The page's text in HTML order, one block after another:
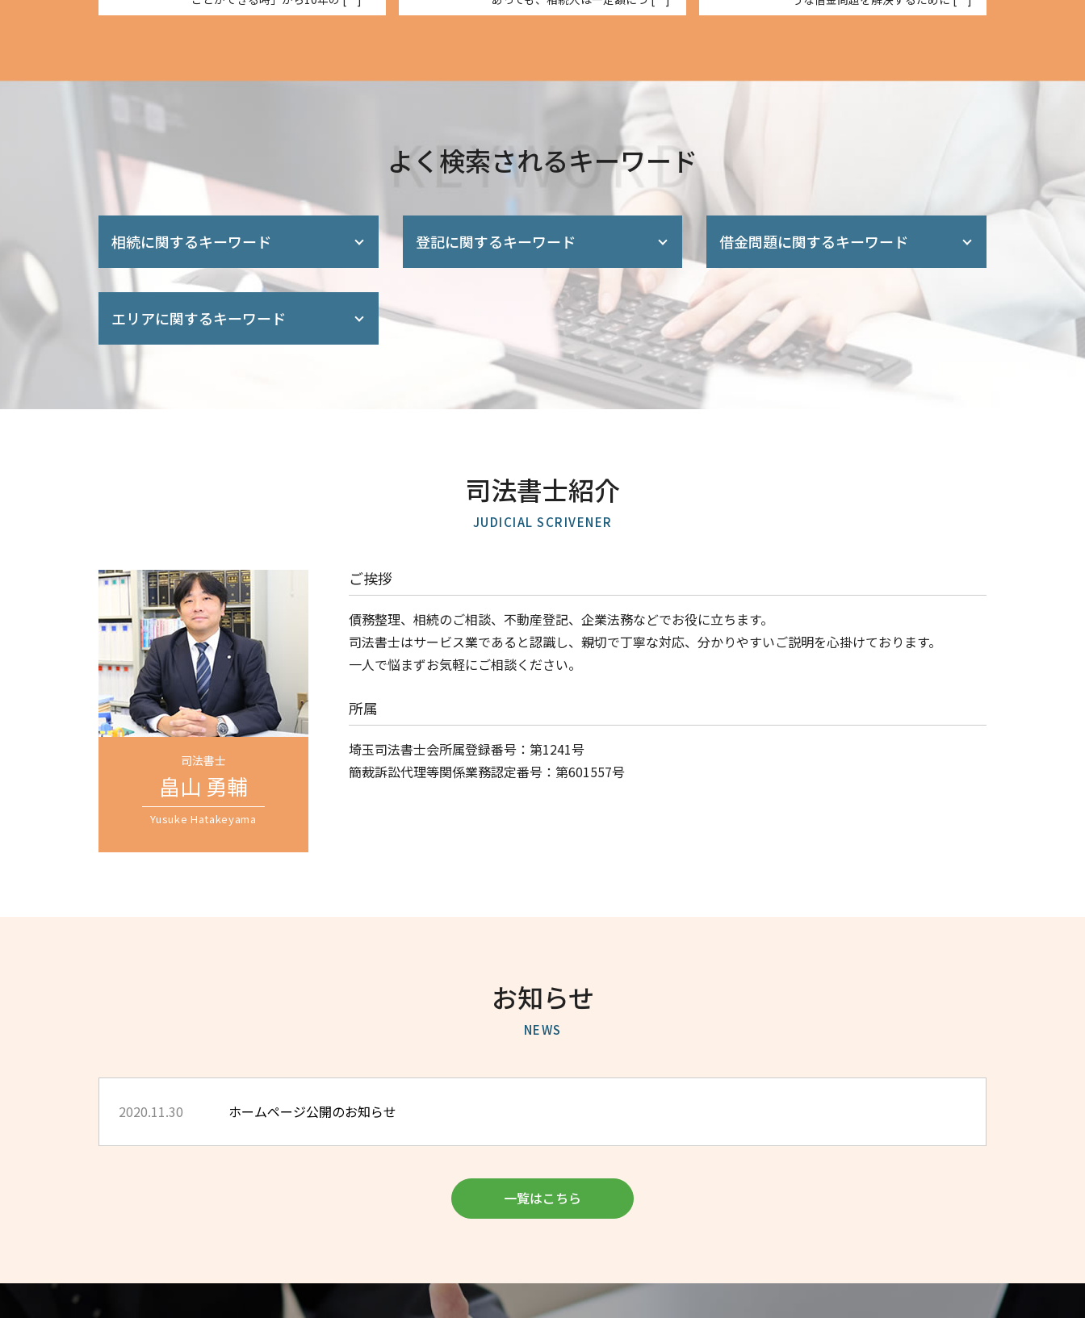
よく検索されるキーワード
相続に関するキーワード
遺言 公正証書 必要書類
相続 順位
遺産 相続 話し合い
相続 被相続人
遺産分割協議 不動産
親の借金 放棄
相続登記 費用
不動産 遺産分割
遺産 相続 生前
登記に関するキーワード
新築 司法書士
商業 登記簿 謄本 オンライン
抵当権 抹消
住所変更 登記 義務化
会社 設立 必要 書類
建物 保存登記
建物表題登記
法務局 商業登記
商業登記 とは
不動産登記 法務局
土地 分割 登記
借金問題に関するキーワード
特定調停 民事再生 違い
借金 消滅時効
特定調停 裁判所
債務整理 ブラックリスト 期間
自己破産 保険
官報 自己破産
個人再生 認可決定
エリアに関するキーワード
遺留分 川口市 司法書士 相談
任意整理 全国対応 司法書士 相談
商業登記 埼玉県 司法書士 相談
遺言書作成 越谷市 司法書士 相談
遺留分 さいたま市 司法書士 相談
任意整理 埼玉県 司法書士 相談
会社設立 越谷市 司法書士 相談
個人再生 全国対応 司法書士 相談
司法書士紹介
JUDICIAL SCRIVENER
司法書士
畠山 勇輔
Yusuke Hatakeyama
ご挨拶
債務整理、相続のご相談、不動産登記、企業法務などでお役に立ちます。
司法書士はサービス業であると認識し、親切で丁寧な対応、分かりやすいご説明を心掛けております。
一人で悩まずお気軽にご相談ください。
所属
埼玉司法書士会所属登録番号：第1241号
簡裁訴訟代理等関係業務認定番号：第601557号
お知らせ
NEWS
2020.11.30 ホームページ公開のお知らせ
一覧はこちら